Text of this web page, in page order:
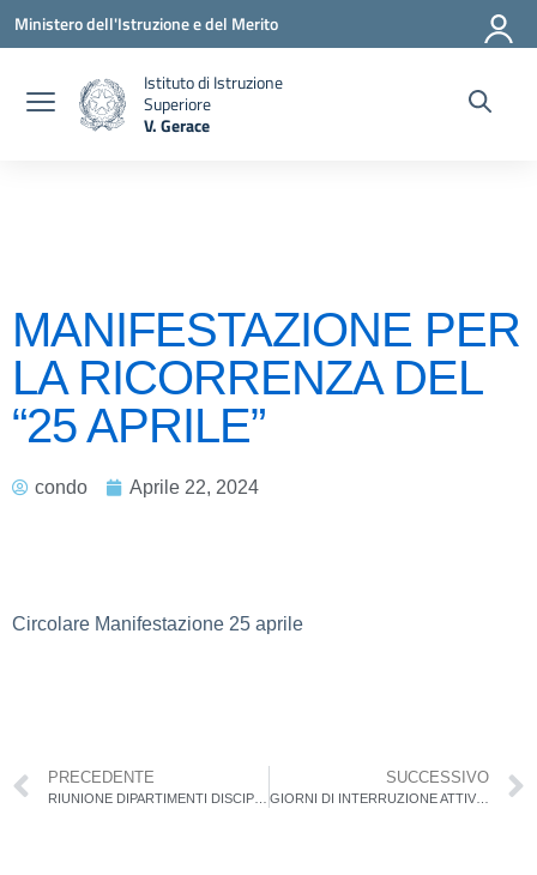
Vai ai contenuti
Vai al menu di navigazione
Vai al footer
Ministero dell'Istruzione e del Merito
Istituto di Istruzione
Superiore
V. Gerace
MANIFESTAZIONE PER
LA RICORRENZA DEL
“25 APRILE”
condo Aprile 22, 2024
Circolare Manifestazione 25 aprile
PRECEDENTE SUCCESSIVO
GIORNI DI INTERRUZIONE ATTIVITA’ DIDATTICA PREVISTI NEL P.A.